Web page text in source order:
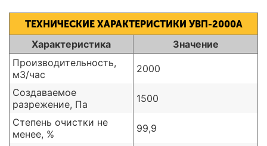
ТЕХНИЧЕСКИЕ ХАРАКТЕРИСТИКИ УВП-2000А
Характеристика
Значение
Производительность,
м3/час
2000
Создаваемое
разрежение, Па
1500
Степень очистки не
менее, %
99,9